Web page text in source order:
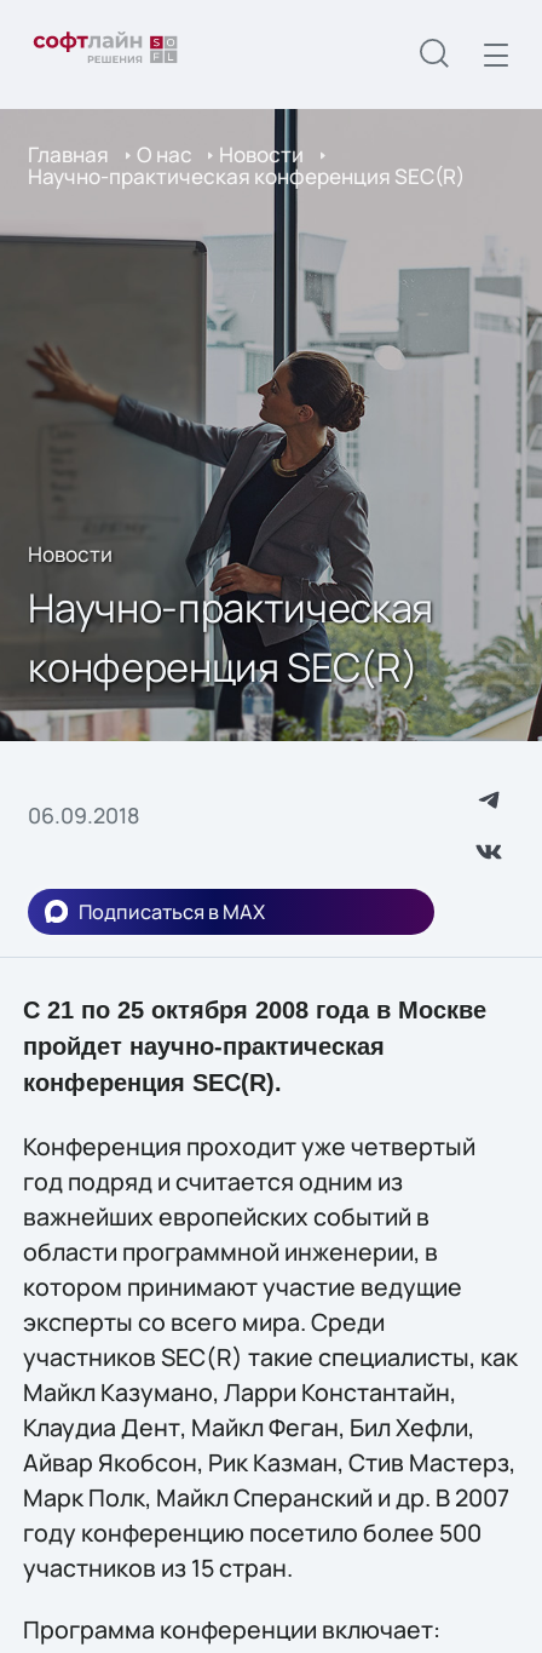
Главная О нас Новости
Научно-практическая конференция SEC(R)
Новости
Научно-практическая
конференция SEC(R)
06.09.2018
Подписаться в MAX
С 21 по 25 октября 2008 года в Москве
пройдет научно-практическая
конференция SEC(R).
Конференция проходит уже четвертый
год подряд и считается одним из
важнейших европейских событий в
области программной инженерии, в
котором принимают участие ведущие
эксперты со всего мира. Среди
участников SEС(R) такие специалисты, как
Майкл Казумано, Ларри Константайн,
Клаудиа Дент, Майкл Феган, Бил Хефли,
Айвар Якобсон, Рик Казман, Стив Мастерз,
Марк Полк, Майкл Сперанский и др. В 2007
году конференцию посетило более 500
участников из 15 стран.
Программа конференции включает: